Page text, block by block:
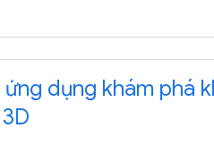
ứng dụng khám phá